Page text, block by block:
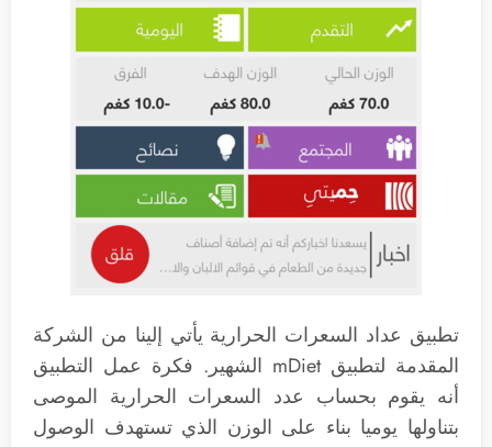
تطبيق عداد السعرات الحرارية يأتي إلينا من الشركة
المقدمة لتطبيق mDiet الشهير. فكرة عمل التطبيق
أنه يقوم بحساب عدد السعرات الحرارية الموصى
بتناولها يوميا بناء على الوزن الذي تستهدف الوصول